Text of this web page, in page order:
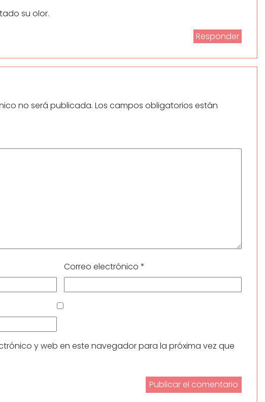
su olor.
Responder
no será publicada. Los campos obligatorios están
Correo electrónico*
y web en este navegador para la próxima vez que